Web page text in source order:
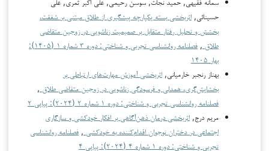
حسینائی, اثربخشی بسته یکپارچه پیشگیری از طلاق مبتنی بر شفقت،
بخشش و تحلیل رفتار متقابل بر صمیمیت زناشویی در زوجین متقاضی
طلاق ,
فصلنامه روانشناسی تجربی و شناختی: دوره ۳ شماره ۱ (۱۴۰۵):
بهار ۱۴۰۵
بهناز رنجبر خارمیانی, اثربخشی آموزش مهارت‌های ارتباطی بر
بخشایش‌گری، همدلی و فرسودگی زناشویی در زوجین متقاضی طلاق ,
فصلنامه روانشناسی تجربی و شناختی: دوره ۱ شماره ۲ (۲۰۲۴): پیاپی ۲
مریم درج, اثربخشی درمان ذهن‌آگاهی بر افکار خودکشی و سازگاری
اجتماعی در دختران نوجوان اقدام‌کننده به خودکشی , فصلنامه روانشناسی
تجربی و شناختی: دوره ۱ شماره ۴ (۲۰۲۴): پیاپی ۴